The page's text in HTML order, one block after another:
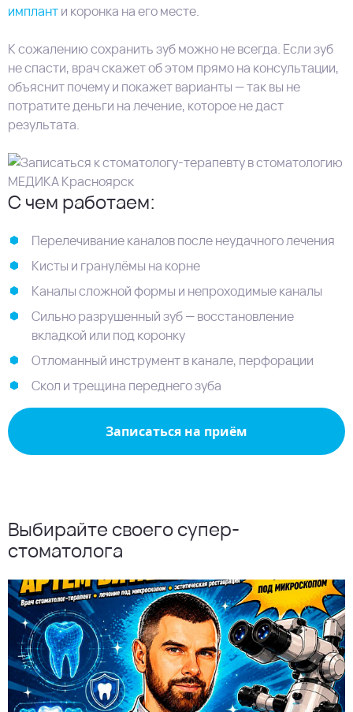
импланти коронка на его месте.
К сожалению сохранить зуб можно не всегда. Если зуб
не спасти, врач скажет об этом прямо на консультации,
объяснит почему и покажет варианты — так вы не
потратите деньги на лечение, которое не даст
результата.
С чем работаем:
Перелечивание каналов после неудачного лечения
Кисты и гранулёмы на корне
Каналы сложной формы и непроходимые каналы
Сильно разрушенный зуб — восстановление
вкладкой или под коронку
Отломанный инструмент в канале, перфорации
Скол и трещина переднего зуба
Записаться на приём
Выбирайте своего супер-
стоматолога